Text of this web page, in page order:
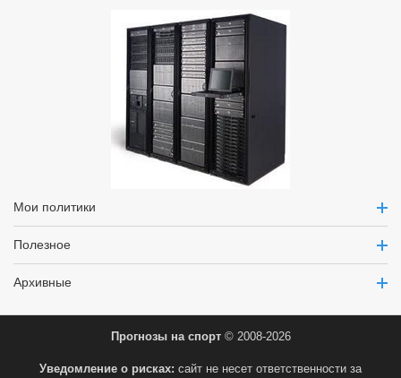
Мои политики
Полезное
Архивные
Прогнозы на спорт© 2008-2026
Уведомление о рисках: сайт не несет ответственности за